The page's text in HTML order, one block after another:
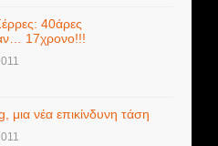
40άρες
17χρονο!!!
μια νέα επικίνδυνη τάση